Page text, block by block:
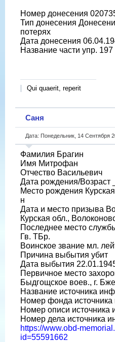
Номер донесения
Тип донесения
потерях
Дата донесения
Название части упр.
Qui quaerit, reperit
Саня
Дата: Понедельник, 14 Сентября
Фамилия Брагин
Имя Митрофан
Отчество Васильевич
Дата рождения/Возраст
Место рождения
н
Дата и место призыва
Курская обл.,
Последнее место
Гв. ТБр.
Воинское звание мл.
Причина выбытия убит
Дата выбытия
Первичное место
Быдгощское воев., г.
Название источника
Номер фонда
Номер описи
Номер дела источника
https://www.obd-
id=55591662